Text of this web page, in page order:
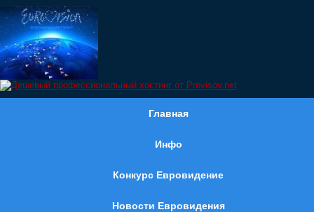
Главная
Инфо
Конкурс Евровидение
Новости Евровидения